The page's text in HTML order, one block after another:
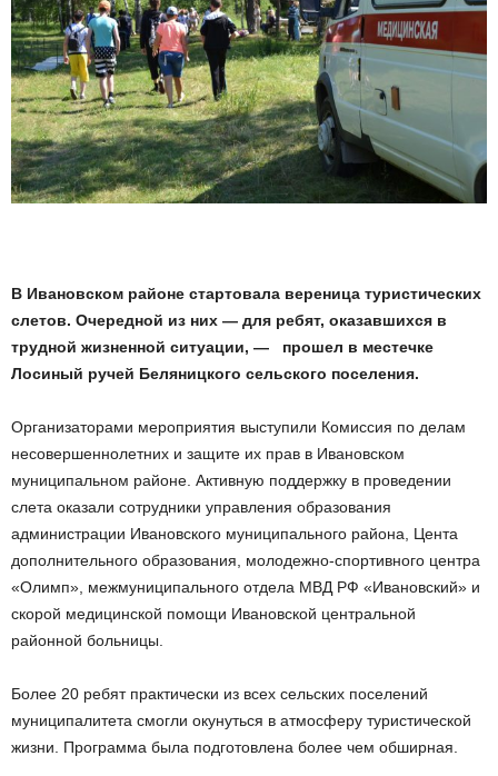
В Ивановском районе стартовала вереница туристических
слетов. Очередной из них — для ребят, оказавшихся в
трудной жизненной ситуации, — прошел в местечке
Лосиный ручей Беляницкого сельского поселения.
Организаторами мероприятия выступили Комиссия по делам
несовершеннолетних и защите их прав в Ивановском
муниципальном районе. Активную поддержку в проведении
слета оказали сотрудники управления образования
администрации Ивановского муниципального района, Цента
дополнительного образования, молодежно-спортивного центра
«Олимп», межмуниципального отдела МВД РФ «Ивановский» и
скорой медицинской помощи Ивановской центральной
районной больницы.
Более 20 ребят практически из всех сельских поселений
муниципалитета смогли окунуться в атмосферу туристической
жизни. Программа была подготовлена более чем обширная.